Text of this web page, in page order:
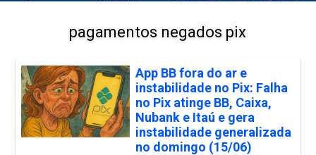
pagamentos negados pix
App BB fora do ar e
instabilidade no Pix: Falha
no Pix atinge BB, Caixa,
Nubank e Itaú e gera
instabilidade generalizada
no domingo (15/06)